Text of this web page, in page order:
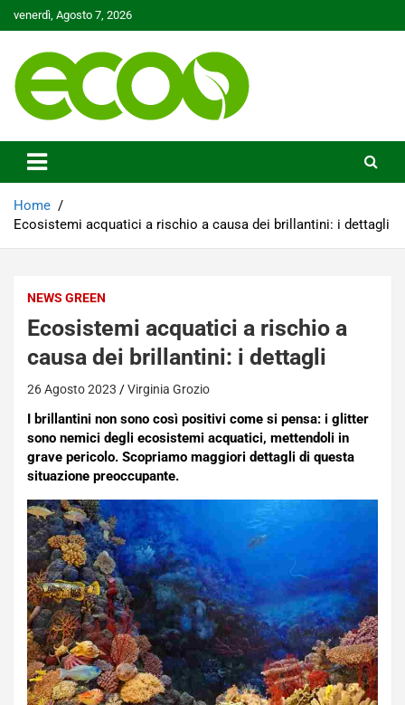
to
venerdì, Agosto 7, 2026
Ecoo.it
Home
Ecosistemi acquatici a rischio a causa dei brillantini: i dettagli
NEWS GREEN
Ecosistemi acquatici a rischio a
causa dei brillantini: i dettagli
26 Agosto 2023 Virginia Grozio
I brillantini non sono così positivi come si pensa: i glitter
sono nemici degli ecosistemi acquatici, mettendoli in
grave pericolo. Scopriamo maggiori dettagli di questa
situazione preoccupante.